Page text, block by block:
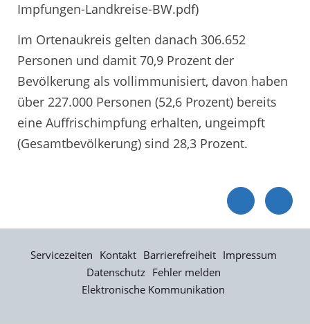
Impfungen-Landkreise-BW.pdf)
Im Ortenaukreis gelten danach 306.652
Personen und damit 70,9 Prozent der
Bevölkerung als vollimmunisiert, davon haben
über 227.000 Personen (52,6 Prozent) bereits
eine Auffrischimpfung erhalten, ungeimpft
(Gesamtbevölkerung) sind 28,3 Prozent.
Servicezeiten Kontakt Barrierefreiheit Impressum
Datenschutz Fehler melden
Elektronische Kommunikation